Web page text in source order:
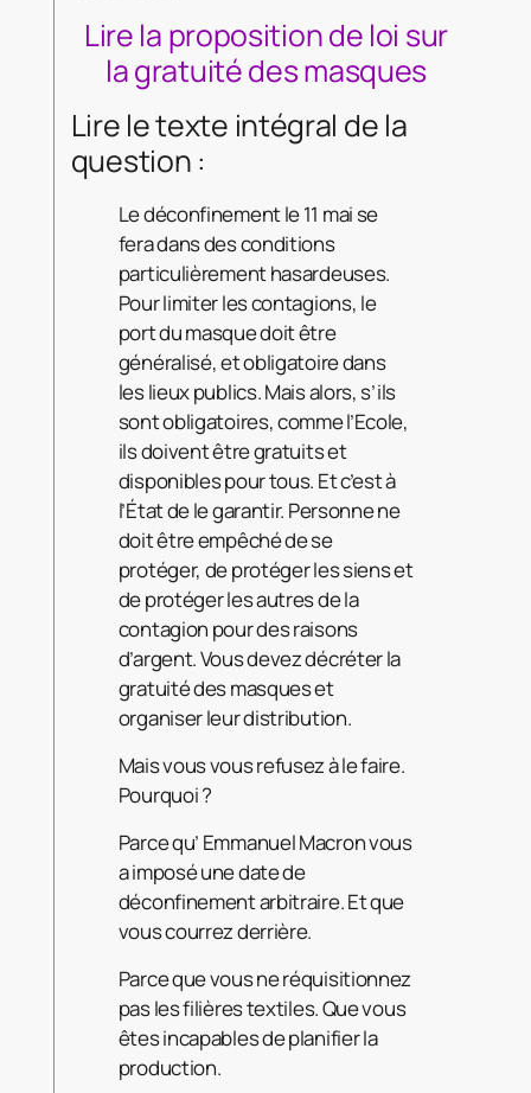
Lire la proposition de loi sur
la gratuité des masques
Lire le texte intégral de la
question :
Le déconfinement le 11 mai se
fera dans des conditions
particulièrement hasardeuses.
Pour limiter les contagions, le
port du masque doit être
généralisé, et obligatoire dans
les lieux publics. Mais alors, s’ils
sont obligatoires, comme l’Ecole,
ils doivent être gratuits et
disponibles pour tous. Et c’est à
l’État de le garantir. Personne ne
doit être empêché de se
protéger, de protéger les siens et
de protéger les autres de la
contagion pour des raisons
d’argent. Vous devez décréter la
gratuité des masques et
organiser leur distribution.
Mais vous vous refusez à le faire.
Pourquoi ?
Parce qu’ Emmanuel Macron vous
a imposé une date de
déconfinement arbitraire. Et que
vous courrez derrière.
Parce que vous ne réquisitionnez
pas les filières textiles. Que vous
êtes incapables de planifier la
production.